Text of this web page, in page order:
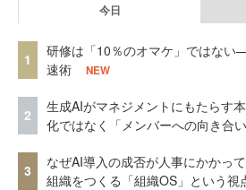
今日
1
研修は「10％のオマケ」ではな
速術
NEW
2
生成AIがマネジメントにもたらす
化ではなく「メンバーへの向き合い
3
なぜAI導入の成否が人事にかかっ
組織をつくる「組織OS」という視